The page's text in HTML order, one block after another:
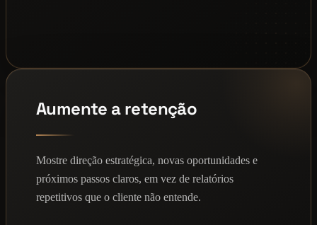
Aumente a retenção
Mostre direção estratégica, novas oportunidades e
próximos passos claros, em vez de relatórios
repetitivos que o cliente não entende.